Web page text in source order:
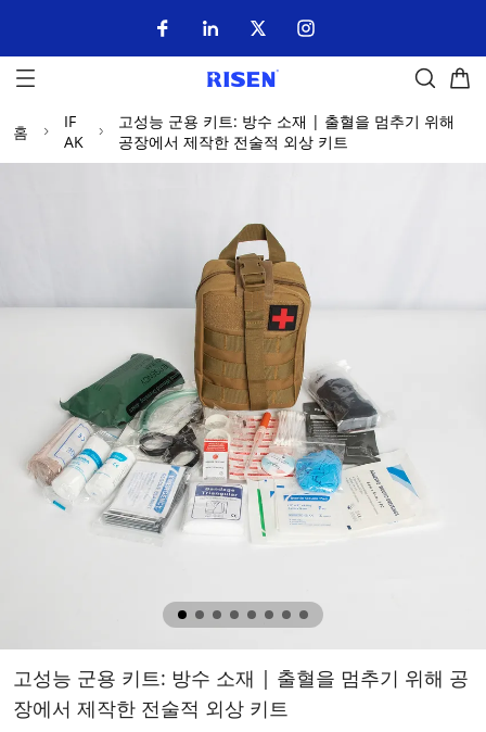
홈
IF
AK
고성능 군용 키트: 방수 소재 | 출혈을 멈추기 위해
공장에서 제작한 전술적 외상 키트
고성능 군용 키트: 방수 소재 | 출혈을 멈추기 위해 공
장에서 제작한 전술적 외상 키트